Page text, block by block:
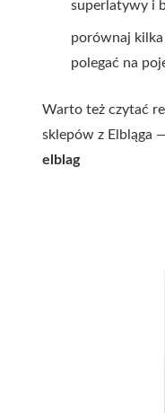
superlatywy i
porównaj kilka
polegać na
Warto też czytać
sklepów z Elbląga
elblag